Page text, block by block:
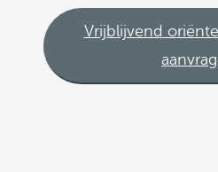
Vrijblijvend